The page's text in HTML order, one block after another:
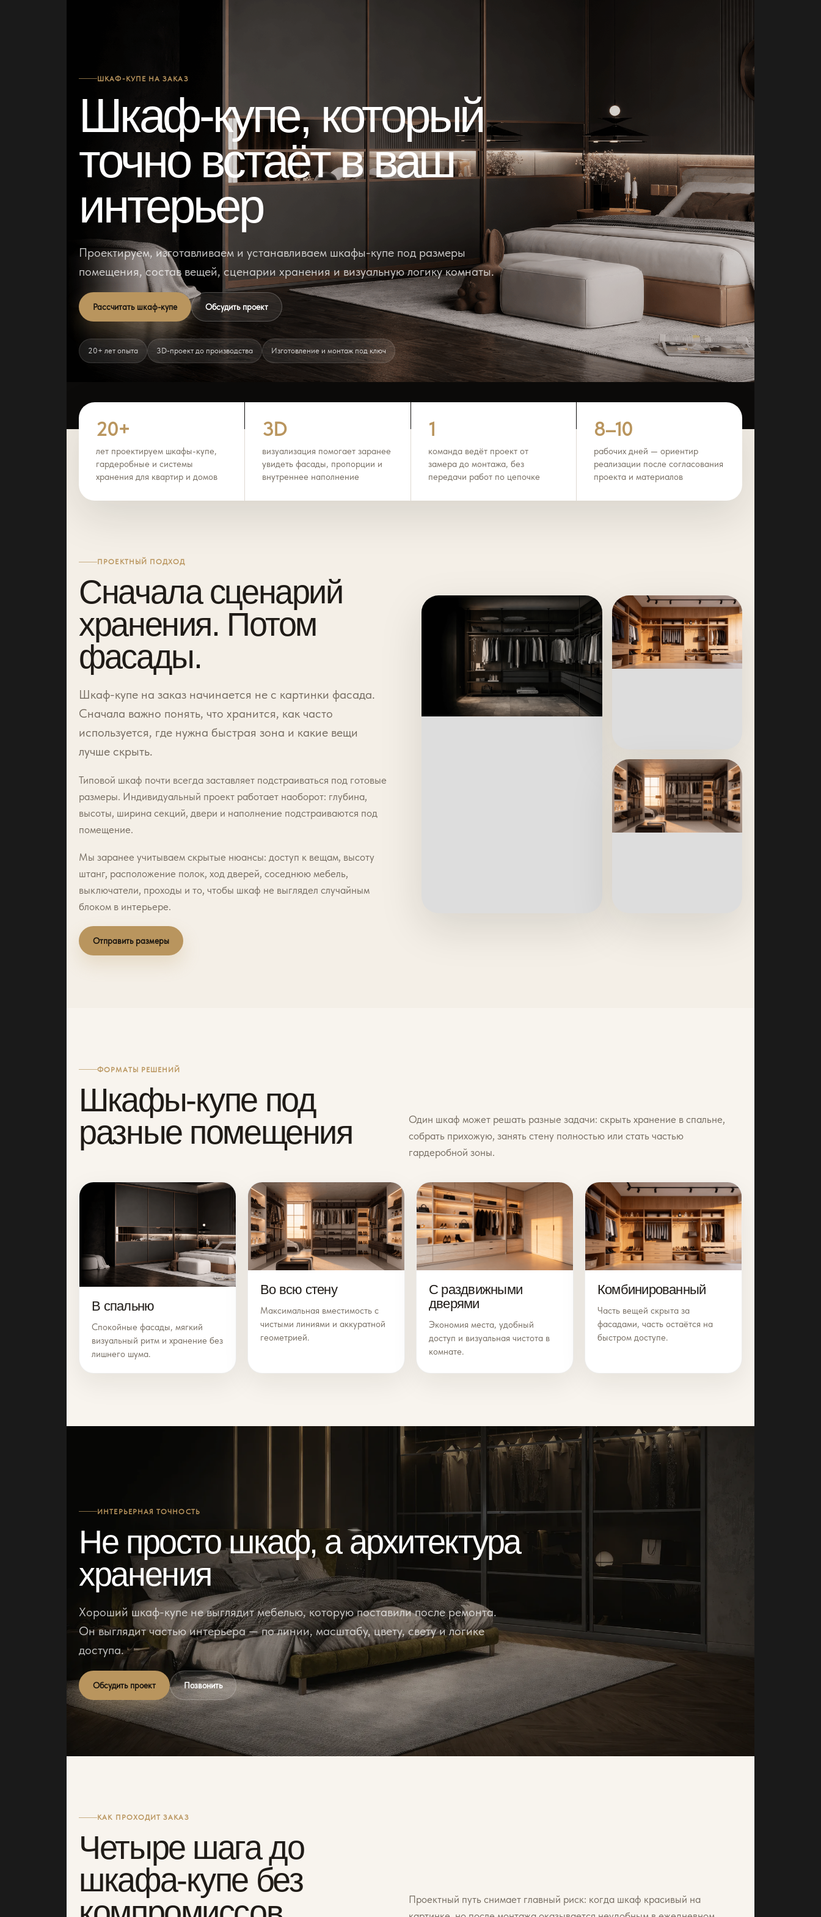
ШКАФ-КУПЕ НА ЗАКАЗ
Шкаф-купе, который
точно встаёт в ваш
интерьер
Проектируем, изготавливаем и устанавливаем шкафы-купе под размеры
помещения, состав вещей, сценарии хранения и визуальную логику комнаты.
Рассчитать шкаф-купе Обсудить проект
20+ лет опыта 3D-проект до производства Изготовление и монтаж под ключ
20+
лет проектируем шкафы-купе,
гардеробные и системы
хранения для квартир и домов
3D
визуализация помогает заранее
увидеть фасады, пропорции и
внутреннее наполнение
1
команда ведёт проект от
замера до монтажа, без
передачи работ по цепочке
8–10
рабочих дней — ориентир
реализации после согласования
проекта и материалов
ПРОЕКТНЫЙ ПОДХОД
Сначала сценарий
хранения. Потом
фасады.
Шкаф-купе на заказ начинается не с картинки фасада.
Сначала важно понять, что хранится, как часто
используется, где нужна быстрая зона и какие вещи
лучше скрыть.
Типовой шкаф почти всегда заставляет подстраиваться под готовые
размеры. Индивидуальный проект работает наоборот: глубина,
высоты, ширина секций, двери и наполнение подстраиваются под
помещение.
Мы заранее учитываем скрытые нюансы: доступ к вещам, высоту
штанг, расположение полок, ход дверей, соседнюю мебель,
выключатели, проходы и то, чтобы шкаф не выглядел случайным
блоком в интерьере.
Отправить размеры
ФОРМАТЫ РЕШЕНИЙ
Шкафы-купе под
разные помещения
Один шкаф может решать разные задачи: скрыть хранение в спальне,
собрать прихожую, занять стену полностью или стать частью
гардеробной зоны.
В спальню
Спокойные фасады, мягкий
визуальный ритм и хранение без
лишнего шума.
Во всю стену
Максимальная вместимость с
чистыми линиями и аккуратной
геометрией.
С раздвижными
дверями
Экономия места, удобный
доступ и визуальная чистота в
комнате.
Комбинированный
Часть вещей скрыта за
фасадами, часть остаётся на
быстром доступе.
ИНТЕРЬЕРНАЯ ТОЧНОСТЬ
Не просто шкаф, а архитектура
хранения
Хороший шкаф-купе не выглядит мебелью, которую поставили после ремонта.
Он выглядит частью интерьера — по линии, масштабу, цвету, свету и логике
доступа.
Обсудить проект Позвонить
КАК ПРОХОДИТ ЗАКАЗ
Четыре шага до
шкафа-купе без
Проектный путь снимает главный риск: когда шкаф красивый на